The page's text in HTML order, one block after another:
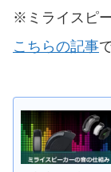
※ミライスピ
こちらの記事